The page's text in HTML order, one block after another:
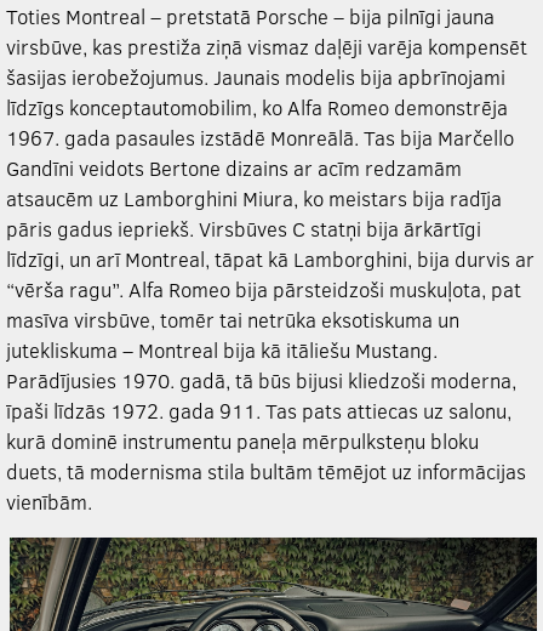
Toties Montreal – pretstatā Porsche – bija pilnīgi jauna
virsbūve, kas prestiža ziņā vismaz daļēji varēja kompensēt
šasijas ierobežojumus. Jaunais modelis bija apbrīnojami
līdzīgs konceptautomobilim, ko Alfa Romeo demonstrēja
1967. gada pasaules izstādē Monreālā. Tas bija Marčello
Gandīni veidots Bertone dizains ar acīm redzamām
atsaucēm uz Lamborghini Miura, ko meistars bija radīja
pāris gadus iepriekš. Virsbūves C statņi bija ārkārtīgi
līdzīgi, un arī Montreal, tāpat kā Lamborghini, bija durvis ar
“vērša ragu”. Alfa Romeo bija pārsteidzoši muskuļota, pat
masīva virsbūve, tomēr tai netrūka eksotiskuma un
jutekliskuma – Montreal bija kā itāliešu Mustang.
Parādījusies 1970. gadā, tā būs bijusi kliedzoši moderna,
īpaši līdzās 1972. gada 911. Tas pats attiecas uz salonu,
kurā dominē instrumentu paneļa mērpulksteņu bloku
duets, tā modernisma stila bultām tēmējot uz informācijas
vienībām.